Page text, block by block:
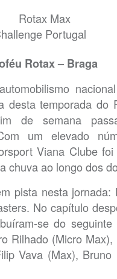
Rotax – Braga
desta temporada do
de semana
um elevado
Viana Clube
chuva ao longo dos
pista nesta
No capítulo
se do
Rilhado (Micro
Vava (Max),